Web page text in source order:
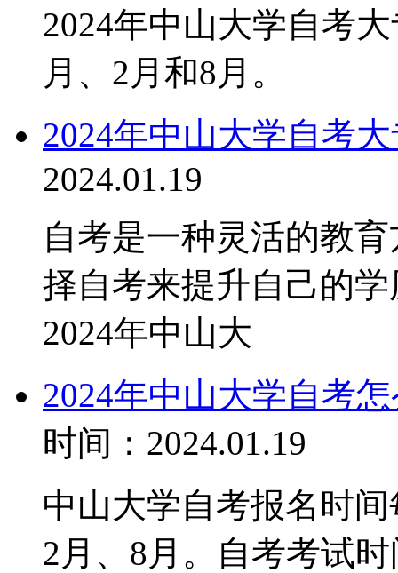
2024年中山大学自考
月、2月和8月。
2024年中山大学自考
2024.01.19
自考是一种灵活的教
择自考来提升自己的
2024年中山大
2024年中山大学自考
时间：2024.01.19
中山大学自考报名时
2月、8月。自考考试